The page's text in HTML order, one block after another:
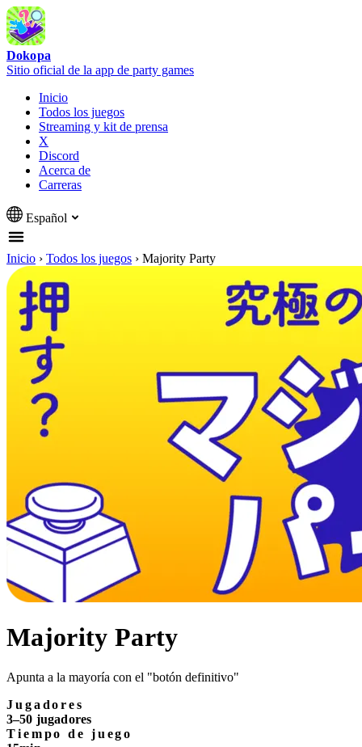
Dokopa
Sitio oficial de la app de party games
Inicio
Todos los juegos
Streaming y kit de prensa
X
Discord
Acerca de
Carreras
Español
Inicio › Todos los juegos › Majority Party
Majority Party
Apunta a la mayoría con el "botón definitivo"
Jugadores
3–50 jugadores
Tiempo de juego